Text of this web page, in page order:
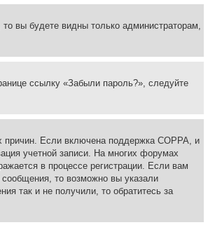
вы будете видны только администраторам,
ссылку «Забыли пароль?», следуйте
причин. Если включена поддержка COPPA, и
учетной записи. На многих форумах
в процессе регистрации. Если вам
то возможно вы указали
так и не получили, то обратитесь за